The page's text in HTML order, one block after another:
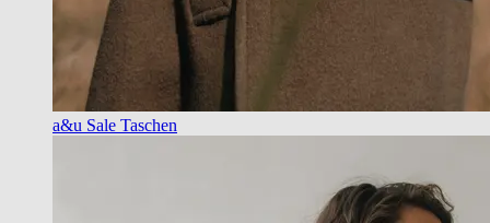
a&u Sale Taschen